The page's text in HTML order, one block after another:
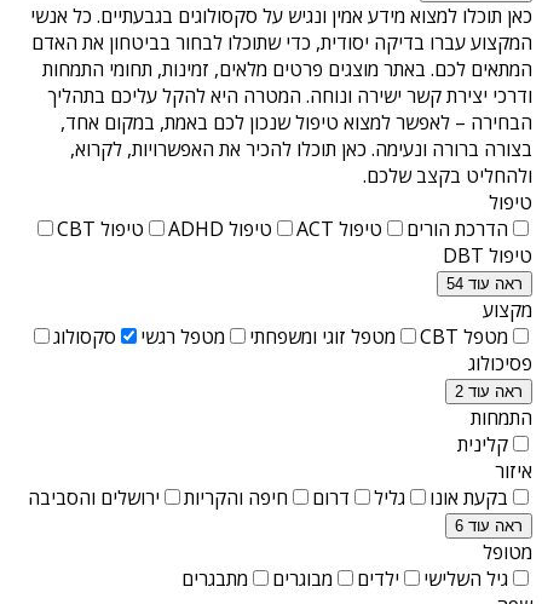
כאן תוכלו למצוא מידע אמין ונגיש על סקסולוגים בגבעתיים. כל אנשי
המקצוע עברו בדיקה יסודית, כדי שתוכלו לבחור בביטחון את האדם
המתאים לכם. באתר מוצגים פרטים מלאים, זמינות, תחומי התמחות
ודרכי יצירת קשר ישירה ונוחה. המטרה היא להקל עליכם בתהליך
הבחירה – לאפשר למצוא טיפול שנכון לכם באמת, במקום אחד,
בצורה ברורה ונעימה. כאן תוכלו להכיר את האפשרויות, לקרוא,
ולהחליט בקצב שלכם.
טיפול
הדרכת הורים
טיפול ACT טיפול ADHD
טיפול CBT
טיפול DBT
ראה עוד 54
מקצוע
מטפל CBT
מטפל זוגי ומשפחתי מטפל רגשי
סקסולוג
פסיכולוג
ראה עוד 2
התמחות
קלינית
איזור
בקעת אונו
גליל דרום חיפה והקריות ירושלים והסביבה
ראה עוד 6
מטופל
גיל השלישי
ילדים מבוגרים
מתבגרים